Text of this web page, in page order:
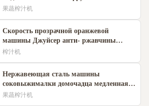
果蔬榨汁机
Скорость прозрачной оранжевой
машины Джуйсер анти- ржавчины
быстрая
榨汁机
Нержавеющая сталь машины
соковыжималки домочадца медленная
ударопрочная
果蔬榨汁机